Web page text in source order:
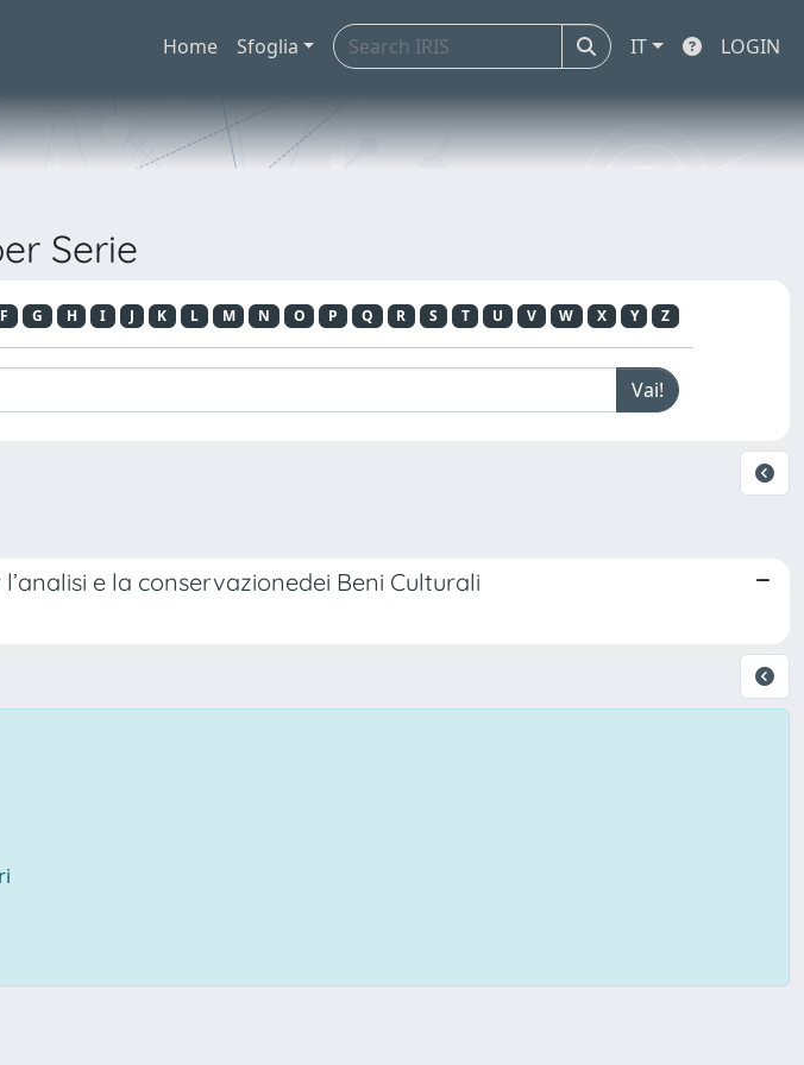
Home Sfoglia IT LOGIN
Serie
F G H I J K L M N O P Q R S T U V W X Y Z
e la conservazionedei Beni Culturali